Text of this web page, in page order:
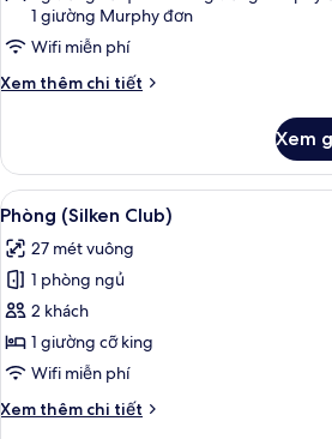
tiện
nghi
đơn
1 giường Murphy đơn
Wifi miễn phí
Xem thêm chi tiết
Chi
Phòng
tiện
đơn
giản
Xem
Xem
tất
cả
ảnh
Phòng
(Silken
Club)
Bộ đồ
11
Phòng (Silken Club)
27 mét vuông
1 phòng ngủ
2 khách
1 giường cỡ king
Wifi miễn phí
Xem thêm chi tiết
Chi